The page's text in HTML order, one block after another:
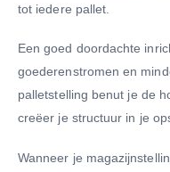
tot iedere pallet.
Een goed doordachte
goederenstromen en
palletstelling benut je de
creëer je structuur in je
Wanneer je